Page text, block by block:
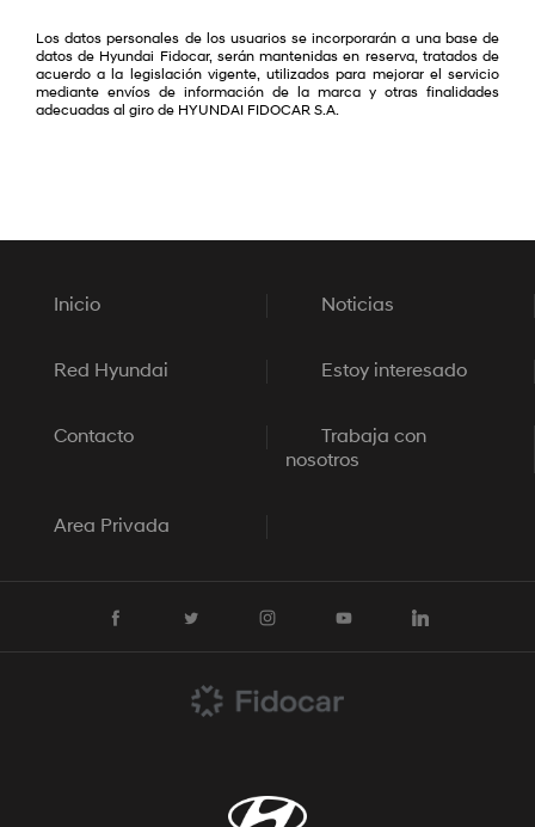
Los datos personales de los usuarios se incorporarán a una base de
datos de Hyundai Fidocar, serán mantenidas en reserva, tratados de
acuerdo a la legislación vigente, utilizados para mejorar el servicio
mediante envíos de información de la marca y otras finalidades
adecuadas al giro de HYUNDAI FIDOCAR S.A.
Inicio Noticias
Red Hyundai Estoy interesado
Contacto
Trabaja con
nosotros
Area Privada